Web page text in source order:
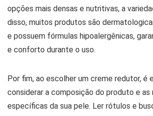
opções mais densas e nutritivas, a
disso, muitos produtos são
e possuem fórmulas hipoalergênicas,
e conforto durante o uso.
Por fim, ao escolher um creme redutor, é
considerar a composição do produto e as
específicas da sua pele. Ler rótulos e